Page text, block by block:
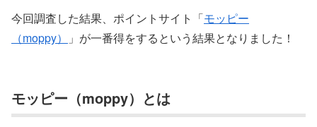
今回調査した結果、ポイントサイト「モッピー
（moppy）
」が一番得をするという結果となりました！
モッピー（moppy）とは